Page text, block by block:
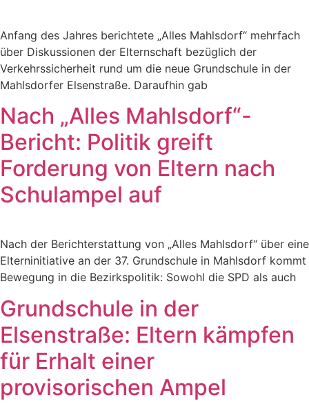
Anfang des Jahres berichtete „Alles Mahlsdorf“ mehrfach
über Diskussionen der Elternschaft bezüglich der
Verkehrssicherheit rund um die neue Grundschule in der
Mahlsdorfer Elsenstraße. Daraufhin gab
Nach „Alles Mahlsdorf“-
Bericht: Politik greift
Forderung von Eltern nach
Schulampel auf
Nach der Berichterstattung von „Alles Mahlsdorf“ über eine
Elterninitiative an der 37. Grundschule in Mahlsdorf kommt
Bewegung in die Bezirkspolitik: Sowohl die SPD als auch
Grundschule in der
Elsenstraße: Eltern kämpfen
für Erhalt einer
provisorischen Ampel